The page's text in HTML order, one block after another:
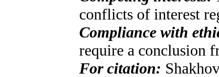
conflicts of interest
Compliance with
require a conclusion
For citation: